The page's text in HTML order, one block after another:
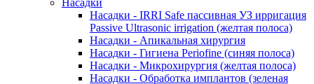
Насадки - IRRI Safe пассивная УЗ ирригация
Passive Ultrasonic irrigation (желтая полоса)
Насадки - Апикальная хирургия
Насадки - Гигиена Periofine (синяя полоса)
Насадки - Микрохирургия (желтая полоса)
Насадки - Обработка имплантов (зеленая